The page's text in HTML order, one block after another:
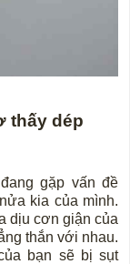
thấy dép
gặp vấn đề
kia của mình.
dịu cơn giận của
thắn với nhau.
bạn sẽ bị sụt